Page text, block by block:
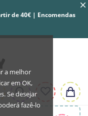
a melhor
em OK,
Se desejar
fazê-lo
de 40€ | Encomendas